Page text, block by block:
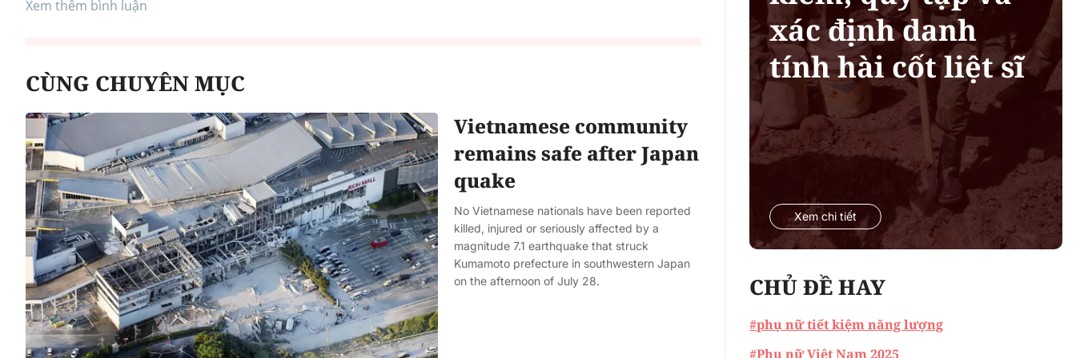
Xem thêm bình luận
CÙNG CHUYÊN MỤC
Vietnamese community
remains safe after Japan
quake
No Vietnamese nationals have been reported
killed, injured or seriously affected by a
magnitude 7.1 earthquake that struck
Kumamoto prefecture in southwestern Japan
on the afternoon of July 28.
xác định danh
tính hài cốt liệt sĩ
Xem chi tiết
CHỦ ĐỀ HAY
#phụ nữ tiết kiệm năng lượng
#Phụ nữ Việt Nam 2025